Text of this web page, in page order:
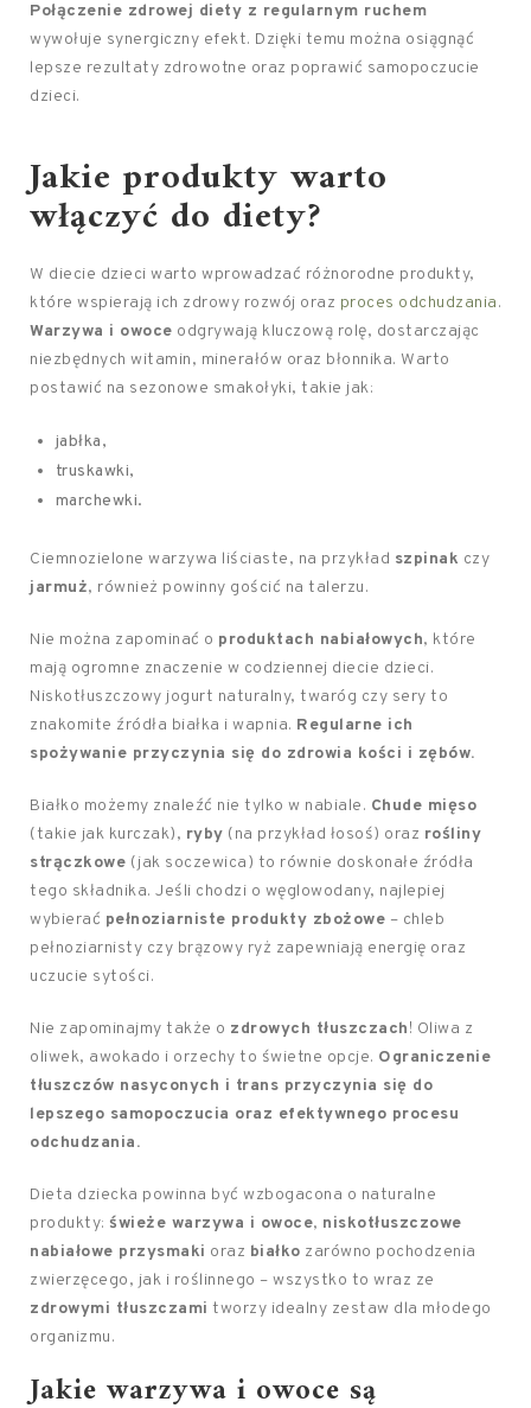
Połączenie zdrowej diety z regularnym ruchem
wywołuje synergiczny efekt. Dzięki temu można osiągnąć
lepsze rezultaty zdrowotne oraz poprawić samopoczucie
dzieci.
Jakie produkty warto
włączyć do diety?
W diecie dzieci warto wprowadzać różnorodne produkty,
które wspierają ich zdrowy rozwój oraz proces odchudzania.
Warzywa i owoce odgrywają kluczową rolę, dostarczając
niezbędnych witamin, minerałów oraz błonnika. Warto
postawić na sezonowe smakołyki, takie jak:
jabłka,
truskawki,
marchewki.
Ciemnozielone warzywa liściaste, na przykład szpinak czy
jarmuż, również powinny gościć na talerzu.
Nie można zapominać o produktach nabiałowych, które
mają ogromne znaczenie w codziennej diecie dzieci.
Niskotłuszczowy jogurt naturalny, twaróg czy sery to
znakomite źródła białka i wapnia. Regularne ich
spożywanie przyczynia się do zdrowia kości i zębów.
Białko możemy znaleźć nie tylko w nabiale. Chude mięso
(takie jak kurczak), ryby (na przykład łosoś) oraz rośliny
strączkowe (jak soczewica) to równie doskonałe źródła
tego składnika. Jeśli chodzi o węglowodany, najlepiej
wybierać pełnoziarniste produkty zbożowe – chleb
pełnoziarnisty czy brązowy ryż zapewniają energię oraz
uczucie sytości.
Nie zapominajmy także o zdrowych tłuszczach! Oliwa z
oliwek, awokado i orzechy to świetne opcje. Ograniczenie
tłuszczów nasyconych i trans przyczynia się do
lepszego samopoczucia oraz efektywnego procesu
odchudzania.
Dieta dziecka powinna być wzbogacona o naturalne
produkty: świeże warzywa i owoce, niskotłuszczowe
nabiałowe przysmaki oraz białko zarówno pochodzenia
zwierzęcego, jak i roślinnego – wszystko to wraz ze
zdrowymi tłuszczami tworzy idealny zestaw dla młodego
organizmu.
Jakie warzywa i owoce są